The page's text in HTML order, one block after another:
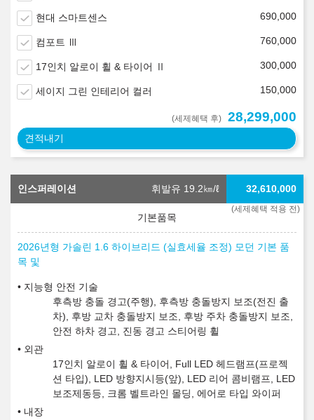
현대 스마트센스 690,000
컴포트 Ⅲ 760,000
17인치 알로이 휠 & 타이어 Ⅱ 300,000
세이지 그린 인테리어 컬러 150,000
(세제혜택 후) 28,299,000
견적내기
인스퍼레이션 휘발유 19.2㎞/ℓ
(세제혜택 적용 전)
32,610,000
2026년형 가솔린 1.6 하이브리드 (실효세율 조정) 모던 기본 품
목 및
지능형 안전 기술
후측방 충돌 경고(주행), 후측방 충돌방지 보조(전진 출
차), 후방 교차 충돌방지 보조, 후방 주차 충돌방지 보조,
안전 하차 경고, 진동 경고 스티어링 휠
외관
17인치 알로이 휠 & 타이어, Full LED 헤드램프(프로젝
션 타입), LED 방향지시등(앞), LED 리어 콤비램프, LED
보조제동등, 크롬 벨트라인 몰딩, 에어로 타입 와이퍼
내장